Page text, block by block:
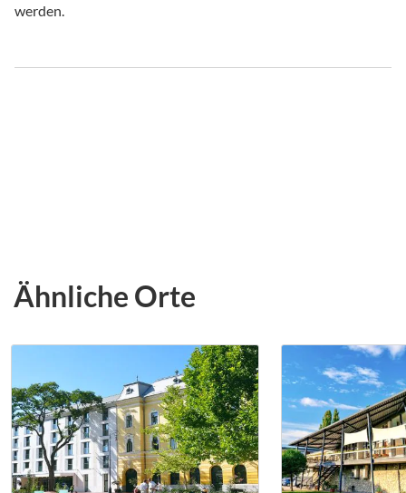
werden.
Ähnliche Orte